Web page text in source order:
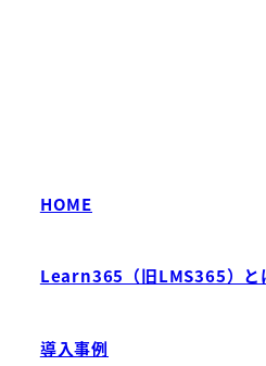
HOME
Learn365（旧LMS365）と
導入事例